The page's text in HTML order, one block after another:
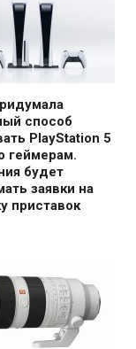
способ
PlayStation 5
геймерам.
будет
заявки на
приставок